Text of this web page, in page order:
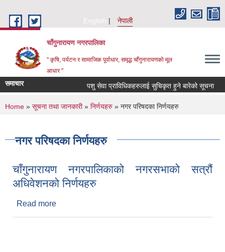
English
नेपाली
चाँगुनारायण नगरपालिका
" कृषि, पर्यटन र सामाजिक पूर्वाधार, समृद्ध चाँगुनारायणको मूल
आधार "
समाचार पशु सेवा प्राविधिकहरुलाई सुचिकृत हुने बारेको सूचना
You are here
Home » सूचना तथा जानकारी» निर्णयहरु » नगर परिषदका निर्णयहरु
नगर परिषदका निर्णयहरु
चाँगुनारायण नगरपालिकाको नगरसभाको सत्रौं
अधिवेशनको निर्णयहरु
Read more